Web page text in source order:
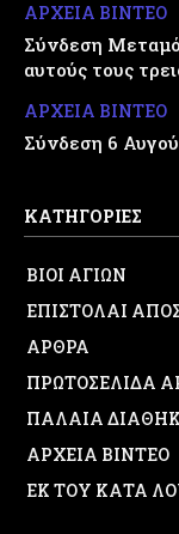
ΑΡΧΕΙΑ ΒΙΝΤΕΟ
Σύνδεση
αυτούς τους
ΑΡΧΕΙΑ ΒΙΝΤΕΟ
Σύνδεση 6
ΚΑΤΗΓΟΡΙΕΣ
ΒΙΟΙ ΑΓΙΩΝ
ΕΠΙΣΤΟΛΑΙ
ΑΡΘΡΑ
ΠΡΩΤΟΣΕΛΙΔΑ
ΠΑΛΑΙΑ
ΑΡΧΕΙΑ ΒΙΝΤΕΟ
ΕΚ ΤΟΥ ΚΑΤΑ